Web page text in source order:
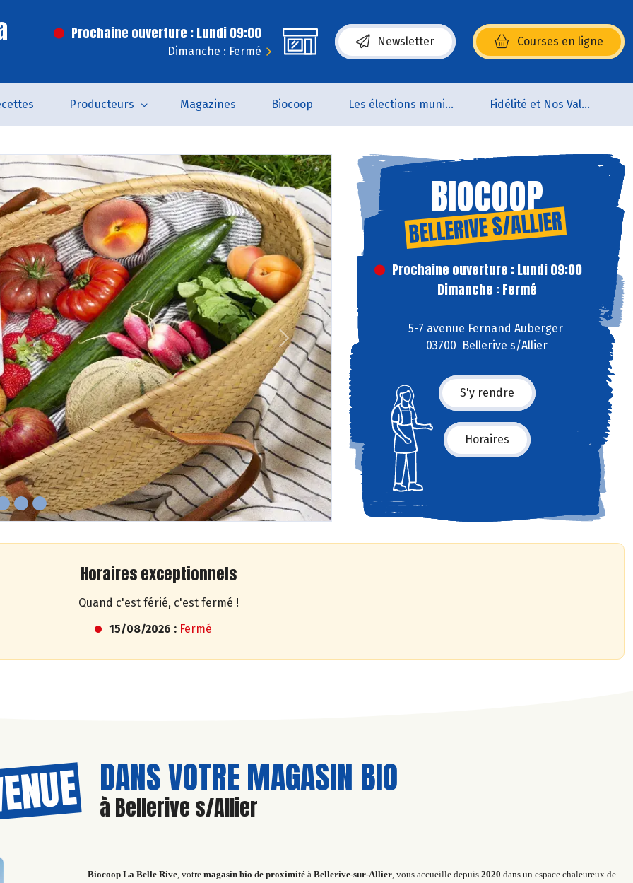
Prochaine ouverture : Lundi 09:00
Dimanche : Fermé
Newsletter Courses en ligne
(s’ouvre dans une nouvelle fenêtre)
Producteurs Magazines Biocoop Les élections municipales Fidélité et Nos Valeurs
Next
BIOCOOP
BELLERIVE S/ALLIER
Prochaine ouverture : Lundi 09:00
Dimanche : Fermé
5-7 avenue Fernand Auberger
03700 Bellerive s/Allier
S'y rendre
Horaires
Horaires exceptionnels
Quand c'est férié, c'est fermé !
15/08/2026 : Fermé
DANS VOTRE MAGASIN BIO
à Bellerive s/Allier
Biocoop La Belle Rive , votre magasin bio de proximité à Bellerive-sur-Allier , vous accueille depuis 2020 dans un espace chaleureux de